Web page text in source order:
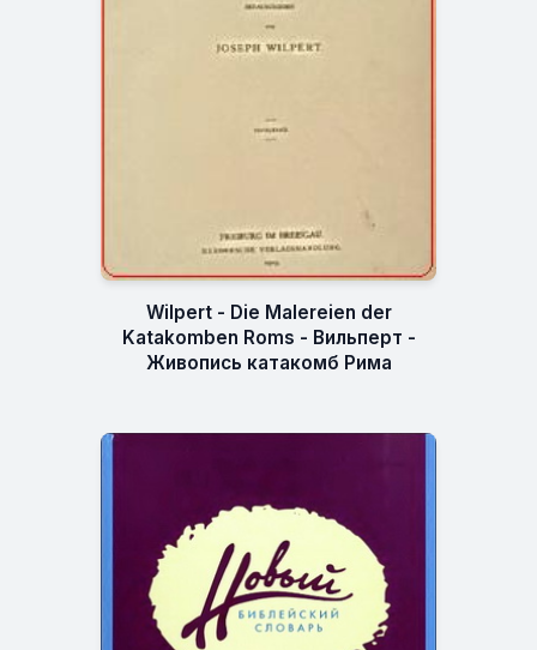
Wilpert - Die Malereien der
Katakomben Roms - Вильперт -
Живопись катакомб Рима